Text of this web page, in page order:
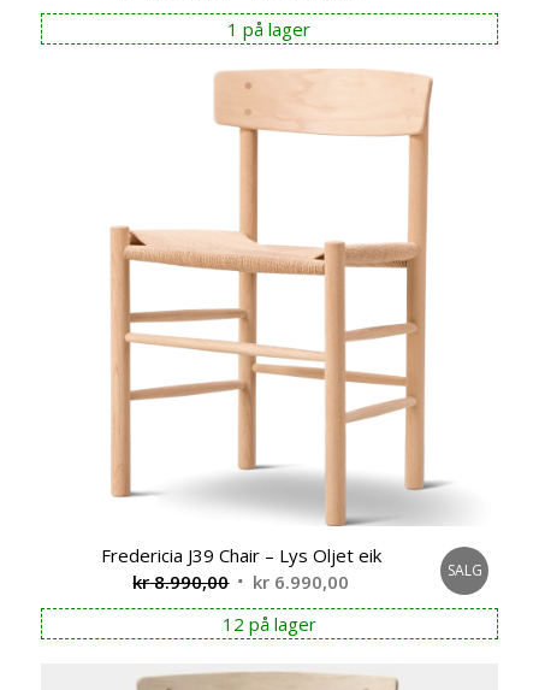
pris
var:
kr 47.805,00.
pris
er:
kr 38.244,00.
1 på lager
Fredericia J39 Chair – Lys Oljet eik
kr8.990,00 Opprinnelig
pris
var:
kr 8.990,00.
kr 6.990,00 Nåværende
pris
er:
kr 6.990,00.
SALG
12 på lager